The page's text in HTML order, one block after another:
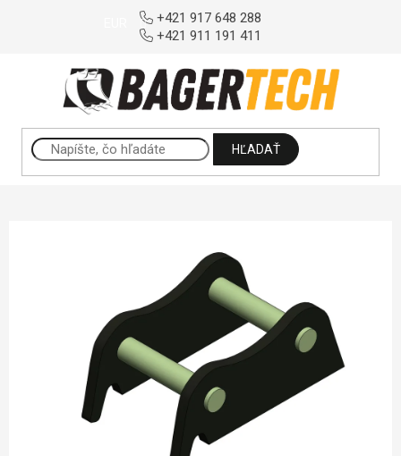
+421 917 648 288
+421 911 191 411
HĽADAŤ